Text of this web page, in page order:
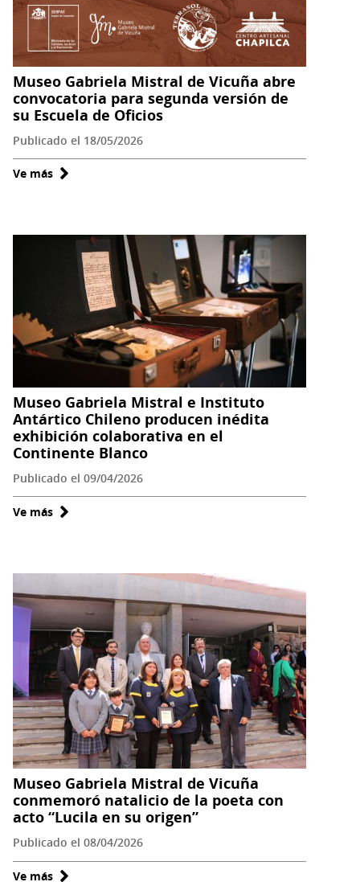
Museo Gabriela Mistral de Vicuña abre
convocatoria para segunda versión de
su Escuela de Oficios
Publicado el 18/05/2026
Ve más sobre
Mistral
Vicuña
convocatoria
para
segunda
su
Escuela
de
Oficios
Museo Gabriela Mistral e Instituto
Antártico Chileno producen inédita
exhibición colaborativa en el
Continente Blanco
Publicado el 09/04/2026
Ve más sobre
Mistral
e
Instituto
Antártico
Chileno
producen
inédita
exhibición
colaborativa
en
el
Continente
Blanco
Museo Gabriela Mistral de Vicuña
conmemoró natalicio de la poeta con
acto “Lucila en su origen”
Publicado el 08/04/2026
Ve más sobre